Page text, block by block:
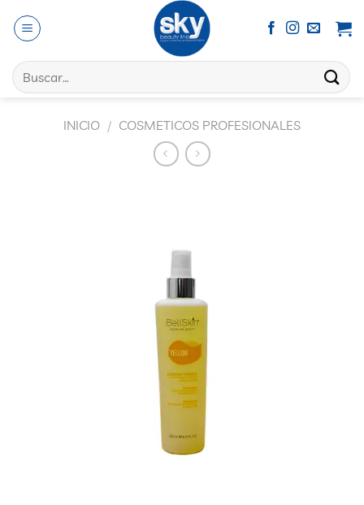
Buscar
por:
INICIO / COSMETICOS PROFESIONALES